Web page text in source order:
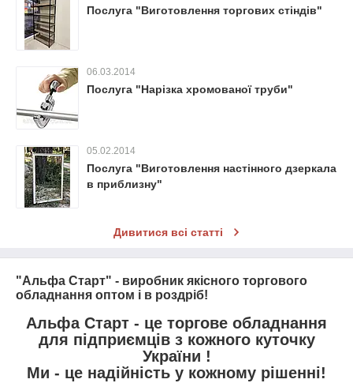
Послуга "Виготовлення торгових стіндів"
06.03.2014
Послуга "Нарізка хромованої труби"
05.02.2014
Послуга "Виготовлення настінного дзеркала
в приблизну"
Дивитися всі статті
"Альфа Старт" - виробник якісного торгового
обладнання оптом і в роздріб!
Альфа Старт - це торгове обладнання
для підприємців з кожного куточку
України !
Ми - це надійність у кожному рішенні!